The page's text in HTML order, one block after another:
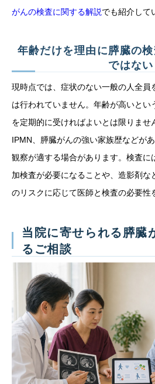
がんの検査に関する解説でも紹介して
年齢だけを理由に膵臓の
ではない
現時点では、症状のない一般の人全員
は行われていません。年齢が高いとい
を定期的に受ければよいとは限りませ
IPMN、膵臓がんの強い家族歴などが
観察が適する場合があります。検査に
加検査が必要になることや、造影剤な
のリスクに応じて医師と検査の必要性
当院に寄せられる膵臓
るご相談